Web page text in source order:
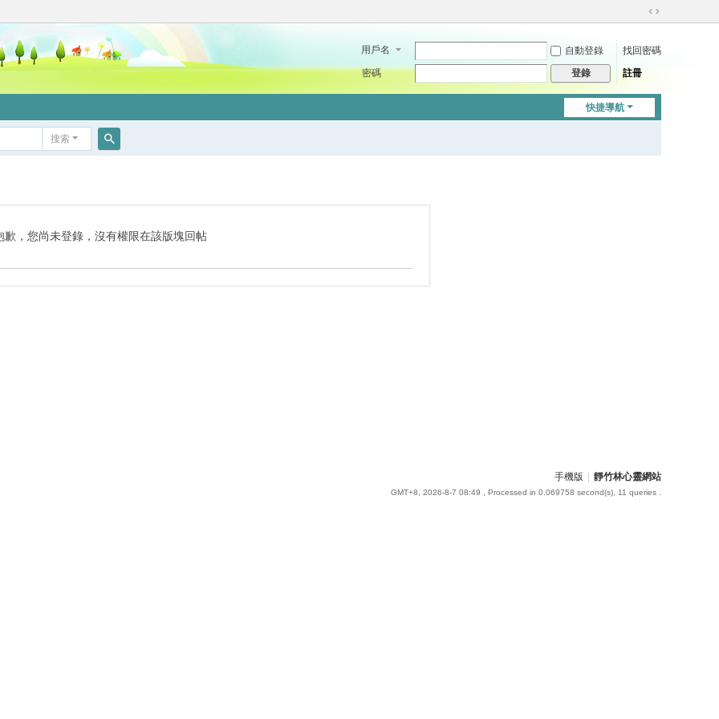
切
到
用戶名 自動登錄
找回密碼
密碼
登錄 註冊
快捷導航
搜索
歉，您尚未登錄，沒有權限在該版塊回帖
手機版 靜竹林心靈網站
GMT+8, 2026-8-7 08:49 , Processed in 0.069758 second(s), 11 queries .